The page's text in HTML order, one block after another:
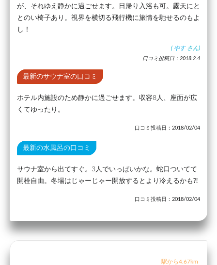
が、それゆえ静かに過ごせます。日帰り入浴も可。露天にと
とのい椅子あり。視界を横切る飛行機に旅情を馳せるのもよ
し！
( やす さん)
口コミ投稿日：2018.2.4
最新のサウナ室の口コミ
ホテル内施設のため静かに過ごせます。収容8人、座面が広
くてゆったり。
口コミ投稿日：2018/02/04
最新の水風呂の口コミ
サウナ室から出てすぐ。3人でいっぱいかな。蛇口ついてて
開栓自由。冬場はじゃーじゃー開放するとより冷えるかも⁈
口コミ投稿日：2018/02/04
駅から4.67km